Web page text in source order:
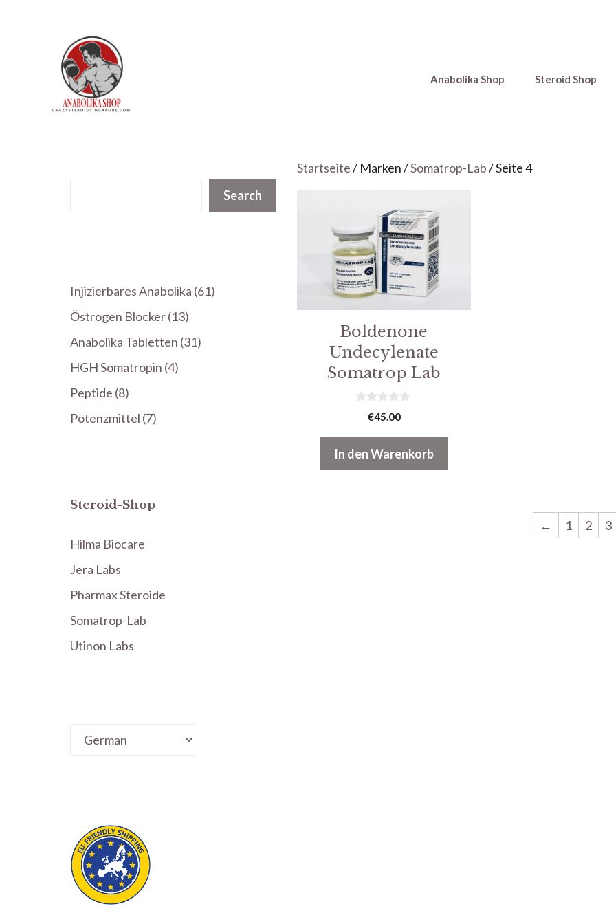
springen
Anabolika Shop Steroid Shop
Startseite/ Marken /Somatrop-Lab/ Seite 4
Boldenone
Undecylenate
Somatrop Lab
5
€45.00
In den Warenkorb
← 1 2 3
Search
Injizierbares Anabolika 6161
Östrogen Blocker 1313
Produkte
Anabolika Tabletten 3131
HGH Somatropin 44
Peptide 88
Produkte
Potenzmittel 77
Steroid-Shop
Hilma Biocare
Jera Labs
Pharmax Steroide
Somatrop-Lab
Utinon Labs